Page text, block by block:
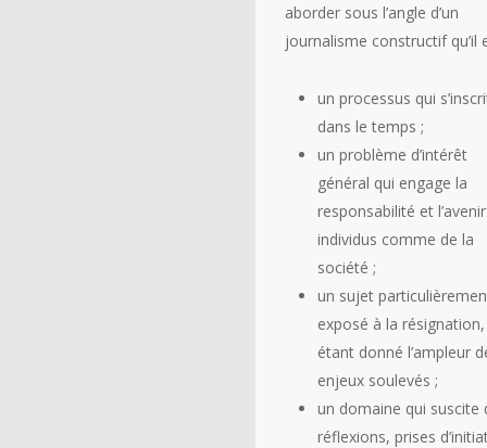
aborder sous l’angle d’un
journalisme constructif qu’il
un processus qui
dans le temps ;
un problème d’intérêt
général qui engage la
responsabilité et
individus comme de la
société ;
un sujet
exposé à la résignation,
étant donné l’ampleur
enjeux soulevés ;
un domaine qui suscite
réflexions, prises